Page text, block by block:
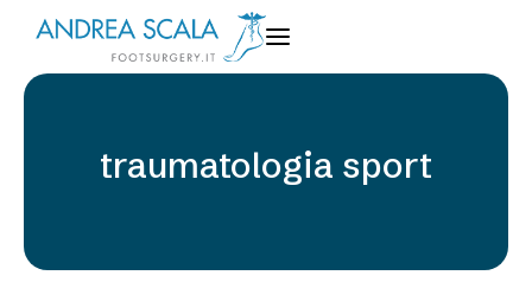
traumatologia sport